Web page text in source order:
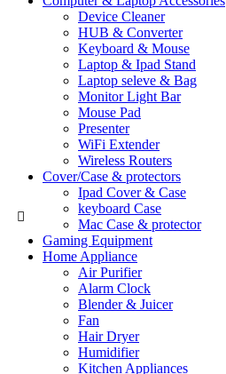
Device Cleaner
HUB & Converter
Keyboard & Mouse
Laptop & Ipad Stand
Laptop seleve & Bag
Monitor Light Bar
Mouse Pad
Presenter
WiFi Extender
Wireless Routers
Cover/Case & protectors
Ipad Cover & Case
keyboard Case
Mac Case & protector
Gaming Equipment
Home Appliance
Air Purifier
Alarm Clock
Blender & Juicer
Fan
Hair Dryer
Humidifier
Kitchen Appliances